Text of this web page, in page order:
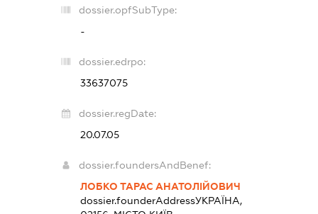
dossier.opfSubType:
-
dossier.edrpo:
33637075
dossier.regDate:
20.07.05
dossier.foundersAndBenef:
ЛОБКО ТАРАС АНАТОЛІЙОВИЧ
dossier.founderAddressУКРАЇНА,